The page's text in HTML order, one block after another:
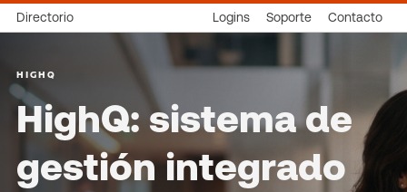
Directorio Logins Soporte Contacto
HIGHQ
HighQ: sistema de
gestión integrado